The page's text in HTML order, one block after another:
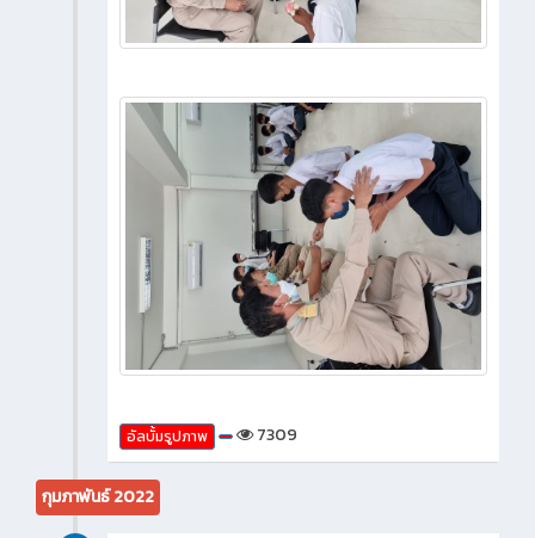
อัลบั้มรูปภาพ 7309
กุมภาพันธ์ 2022